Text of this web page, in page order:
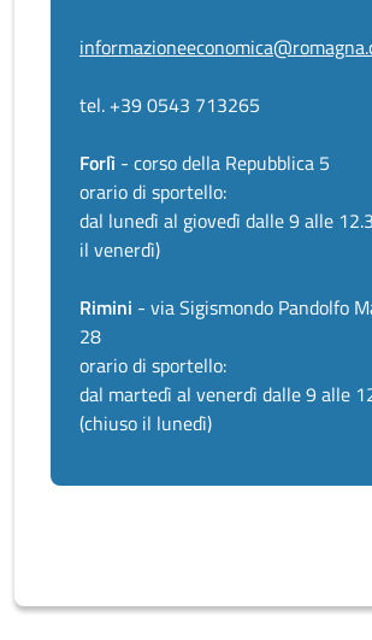
tel. +39 0543 713265
Forlì - corso della Repubblica 5
orario di sportello:
dal lunedì al giovedì dalle 9 alle
il venerdì)
Rimini - via Sigismondo Pandolfo
28
orario di sportello:
dal martedì al venerdì dalle 9 alle
(chiuso il lunedì)